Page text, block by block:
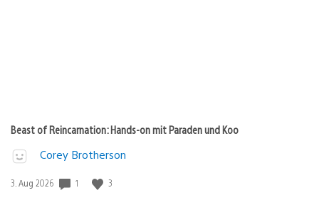
Beast of Reincarnation: Hands-on mit Paraden und Koo
Corey Brotherson
Veröffentlichungsdatum:
3. Aug 2026 1 3